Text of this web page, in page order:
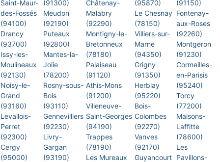
Saint-Maur-
des-Fossés
(94100)
Drancy
(93700)
Issy-les-
Moulineaux
(92130)
Noisy-le-
Grand
(93160)
Levallois-
Perret
(92300)
Cergy
(95000)
(91300)
Meudon
(92190)
Puteaux
(92800)
Mantes-la-
Jolie
(78200)
Rosny-sous-
Bois
(93110)
Gennevilliers
(92230)
Livry-
Gargan
(93190)
Châtenay-
Malabry
(92290)
Montigny-le-
Bretonneux
(78180)
Palaiseau
(91120)
Athis-Mons
(91200)
Villeneuve-
Saint-Georges
(94190)
Trappes
(78190)
Les Mureaux
(95870)
Le Chesnay
(78150)
Villiers-sur-
Marne
(94350)
Grigny
(91350)
Herblay
(95220)
Bois-
Colombes
(92270)
Vanves
(92170)
Guyancourt
(91150)
Fontenay-
aux-Roses
(92260)
Montgeron
(91230)
Cormeilles-
en-Parisis
(95240)
Torcy
(77200)
Maisons-
Laffitte
(78600)
Les
Pavillons-